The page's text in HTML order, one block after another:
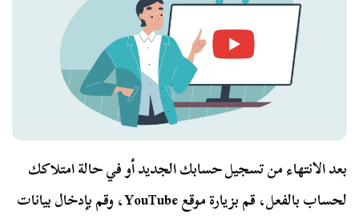
بعد الانتهاء من تسجيل حسابك الجديد أو في حالة امتلاكك
لحساب بالفعل، قم بزيارة موقع YouTube، وقم بإدخال بيانات